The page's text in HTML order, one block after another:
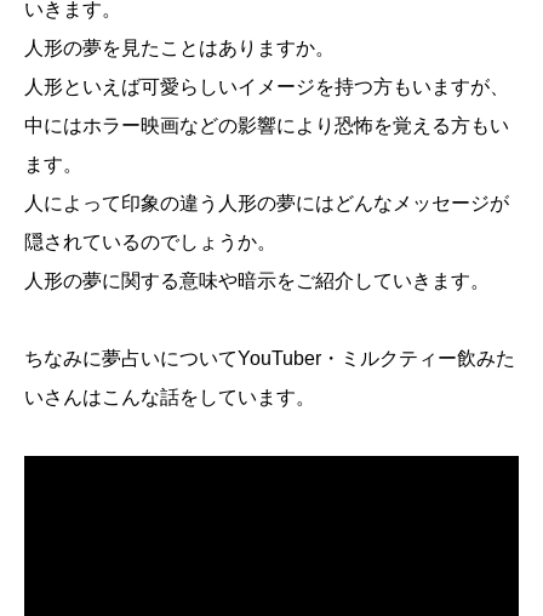
いきます。
人形の夢を見たことはありますか。
人形といえば可愛らしいイメージを持つ方もいますが、
中にはホラー映画などの影響により恐怖を覚える方もい
ます。
人によって印象の違う人形の夢にはどんなメッセージが
隠されているのでしょうか。
人形の夢に関する意味や暗示をご紹介していきます。
ちなみに夢占いについてYouTuber・ミルクティー飲みた
いさんはこんな話をしています。